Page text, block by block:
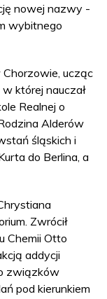
nowej nazwy -
wybitnego
Chorzowie, ucząc
której nauczał
Realnej o
Alderów
śląskich i
do Berlina, a
Zwrócił
Chemii Otto
addycji
związków
pod kierunkiem